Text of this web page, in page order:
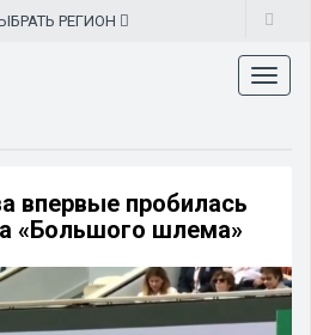
РЕГИОН
впервые пробилась
«Большого шлема»